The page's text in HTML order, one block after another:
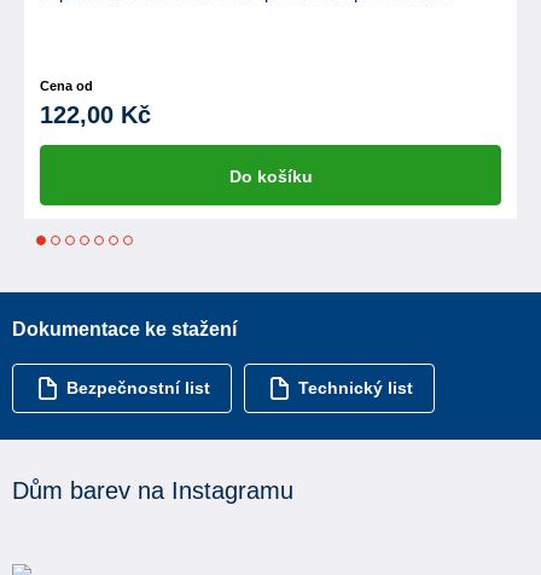
Cena od
122,00 Kč
Do košíku
1 2 3 4 5 6
Dokumentace ke stažení
Bezpečnostní list Technický list
Dům barev na Instagramu